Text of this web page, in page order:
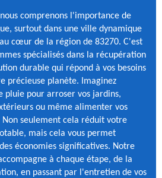
comprenons l'importance de
surtout dans une ville dynamique
cœur de la région de 83270. C'est
spécialisés dans la récupération
durable qui répond à vos besoins
précieuse planète. Imaginez
pluie pour arroser vos jardins,
ou même alimenter vos
seulement cela réduit votre
mais cela vous permet
économies significatives. Notre
à chaque étape, de la
en passant par l'entretien de vos